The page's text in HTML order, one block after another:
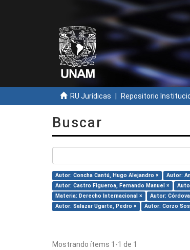
RU Jurídicas Repositorio
Buscar
Autor: Concha Cantú, Hugo Alejandro × Autor:
Autor: Castro Figueroa, Fernando Manuel ×
Materia: Derecho Internacional ×
Autor:
Autor: Salazar Ugarte, Pedro ×
Autor: Corzo
Mostrando ítems 1-1 de 1